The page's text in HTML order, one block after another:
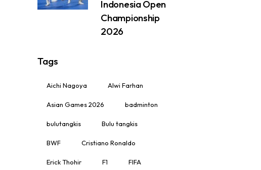
Indonesia Open
Championship
2026
Tags
Aichi Nagoya Alwi Farhan
Asian Games 2026 badminton
bulutangkis Bulu tangkis
BWF Cristiano Ronaldo
Erick Thohir F1 FIFA